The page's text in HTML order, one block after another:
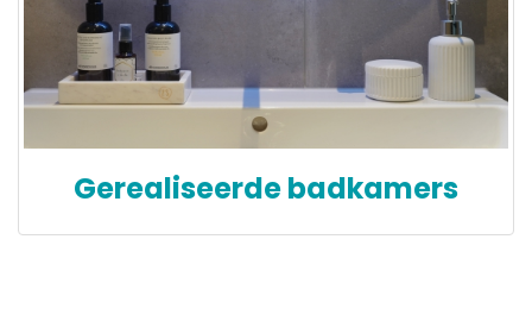
Gerealiseerde badkamers